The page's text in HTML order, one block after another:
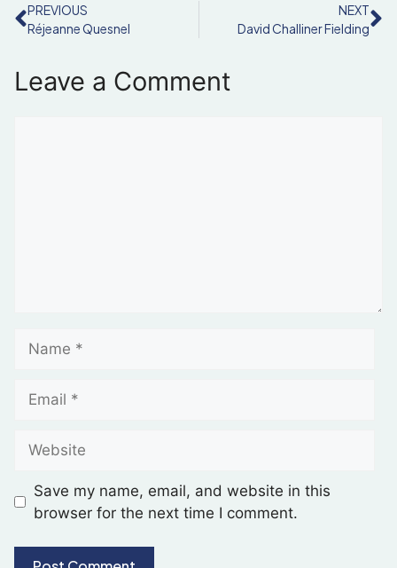
PREVIOUS
Réjeanne Quesnel
NEXT
David Challiner Fielding
Leave a Comment
Save my name, email, and website in this
browser for the next time I comment.